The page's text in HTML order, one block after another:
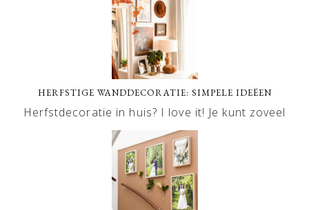
HERFSTIGE WANDDECORATIE: SIMPELE IDEËEN
Herfstdecoratie in huis? I love it! Je kunt zoveel